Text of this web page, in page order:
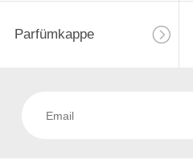
Parfümkappe